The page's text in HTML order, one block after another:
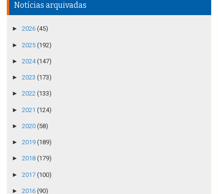
Notícias arquivadas
► 2026 (45)
► 2025 (192)
► 2024(147)
► 2023 (173)
► 2022 (133)
► 2021 (124)
► 2020 (58)
► 2019 (189)
► 2018 (179)
► 2017 (100)
► 2016 (90)